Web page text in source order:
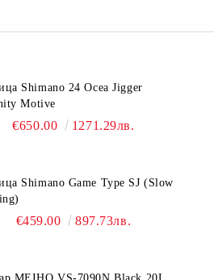
Shimano 24 Ocea Jigger
Motive
€650.00 1271.29лв.
Shimano Game Type SJ (Slow
€459.00 897.73лв.